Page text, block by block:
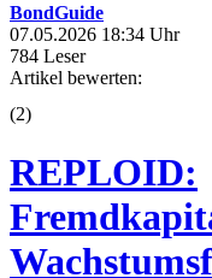
BondGuide
07.05.2026 18:34 Uhr
784 Leser
Artikel bewerten:
(2)
REPLOID: